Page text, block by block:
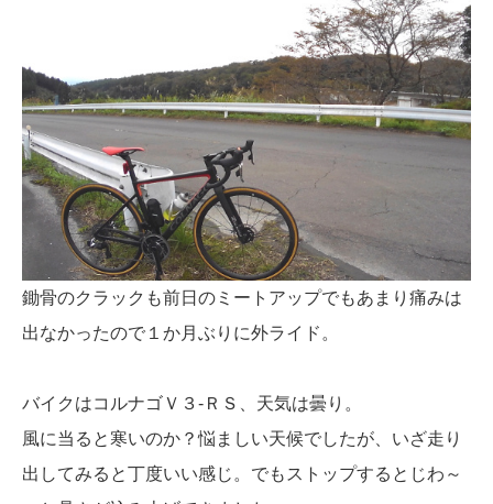
鋤骨のクラックも前日のミートアップでもあまり痛みは
出なかったので１か月ぶりに外ライド。
バイクはコルナゴＶ３-ＲＳ、天気は曇り。
風に当ると寒いのか？悩ましい天候でしたが、いざ走り
出してみると丁度いい感じ。でもストップするとじわ～